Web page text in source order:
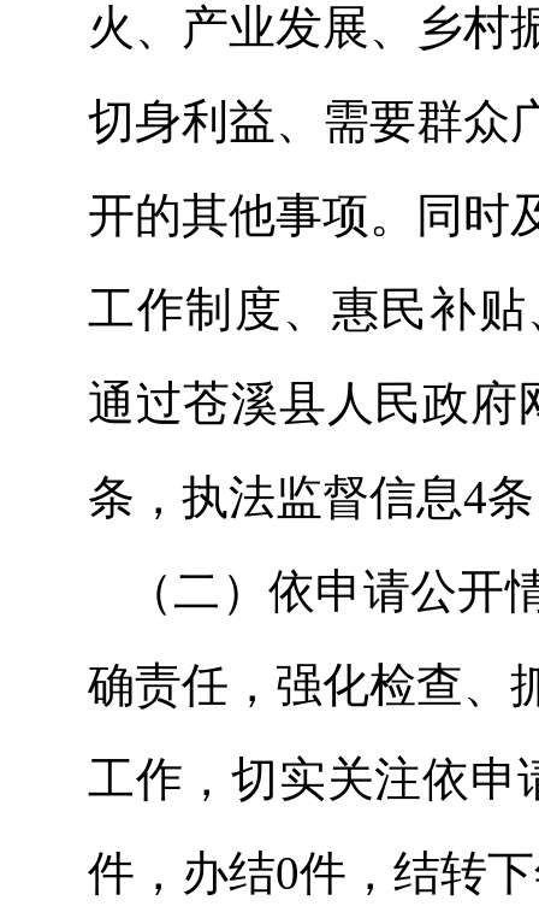
火、产业发展、乡村
切身利益、需要群众
开的其他事项。同时
工作制度、惠民补
通过苍溪县人民政府
条，执法监督信息4
（二）依申请公
确责任，强化检查、
工作，切实关注依申
件，办结0件，结转